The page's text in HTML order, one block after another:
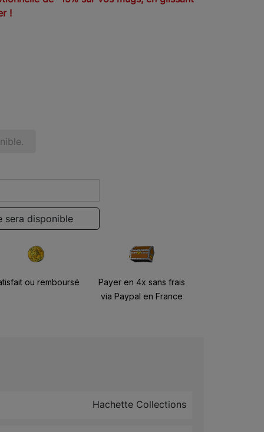
!
sera disponible
ou remboursé
Payer en 4x sans frais
via Paypal en France
Hachette Collections